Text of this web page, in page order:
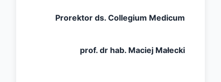
Prorektor ds. Collegium Medicum
prof. dr hab. Maciej Małecki